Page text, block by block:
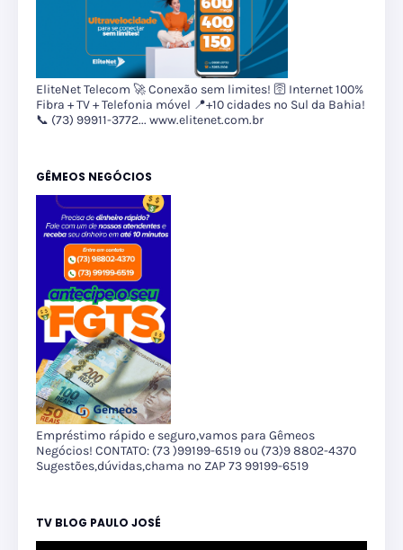
EliteNet Telecom 🚀 Conexão sem limites! 🛜 Internet 100%
Fibra + TV + Telefonia móvel 📍+10 cidades no Sul da Bahia!
📞 (73) 99911-3772... www.elitenet.com.br
GÊMEOS NEGÓCIOS
Empréstimo rápido e seguro,vamos para Gêmeos
Negócios! CONTATO: (73 )99199-6519 ou (73)9 8802-4370
Sugestões,dúvidas,chama no ZAP 73 99199-6519
TV BLOG PAULO JOSÉ